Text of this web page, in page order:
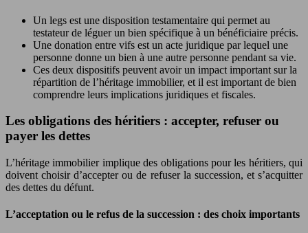
Un legs est une disposition testamentaire qui permet au
testateur de léguer un bien spécifique à un bénéficiaire précis.
Une donation entre vifs est un acte juridique par lequel une
personne donne un bien à une autre personne pendant sa vie.
Ces deux dispositifs peuvent avoir un impact important sur la
répartition de l’héritage immobilier, et il est important de bien
comprendre leurs implications juridiques et fiscales.
Les obligations des héritiers : accepter, refuser ou
payer les dettes
L’héritage immobilier implique des obligations pour les héritiers, qui
doivent choisir d’accepter ou de refuser la succession, et s’acquitter
des dettes du défunt.
L’acceptation ou le refus de la succession : des choix importants